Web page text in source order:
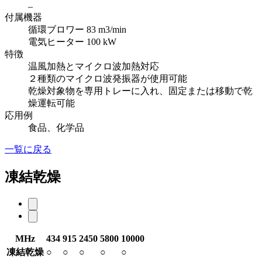
–
付属機器
循環ブロワー 83 m3/min
電気ヒーター 100 kW
特徴
温風加熱とマイクロ波加熱対応
２種類のマイクロ波発振器が使用可能
乾燥対象物を専用トレーに入れ、固定または移動で乾
燥運転可能
応用例
食品、化学品
一覧に戻る
凍結乾燥
MHz 434 915 2450 5800 10000
凍結乾燥 ○ ○ ○ ○ ○